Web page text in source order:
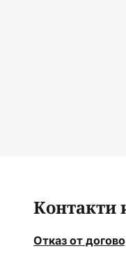
Контакти
Отказ от